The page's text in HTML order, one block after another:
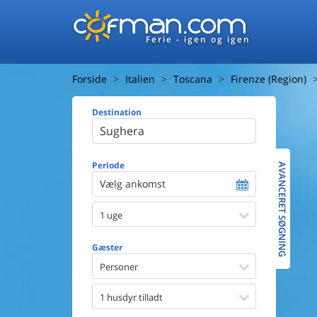
Ferie - igen og igen
Forside Italien Toscana Firenze (Region)
Destination
Periode
Vælg ankomst
1 uge
Gæster
Personer
1 husdyr tilladt
Afstand til
Udsigt til
Faciliteter
Spa
AVANCERET SØGNING